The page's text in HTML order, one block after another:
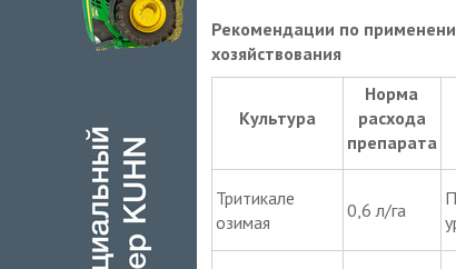
Рекомендации по
хозяйствования
Культура
Норма
расхода
препарата
Тритикале
озимая
0,6 л/га